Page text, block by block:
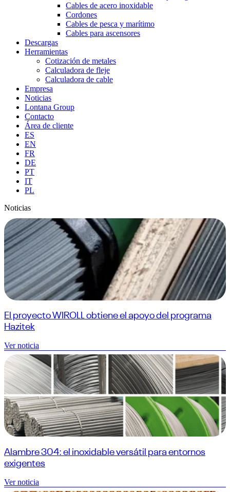
Cables de acero inoxidable
Cordones
Cables de pesca y marítimo
Cables para ascensores
Descargas
Herramientas
Cotización de metales
Calculadora de fleje
Calculadora de cable
Empresa
Noticias
Lontana Group
Contacto
Área de cliente
ES
EN
FR
DE
PT
IT
PL
Noticias
El proyecto WIROLL obtiene el apoyo del programa
Hazitek
Ver noticia
Alambre 304: el inoxidable versátil para entornos
exigentes
Ver noticia